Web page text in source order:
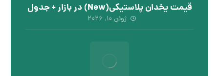
قیمت یخدان پلاستیکی(New) در بازار + جدول
ژوئن ۱۰, ۲۰۲۶